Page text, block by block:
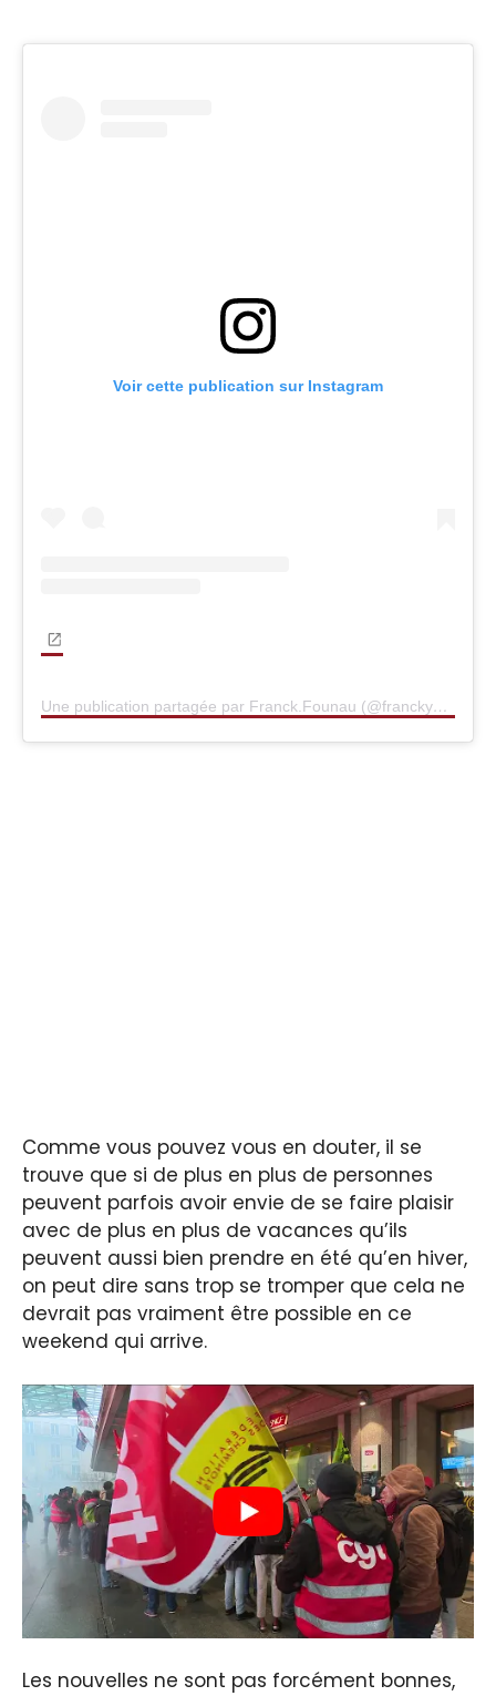
Voir cette publication sur Instagram
Une publication partagée par Franck.Founau (@franckymt10)
Comme vous pouvez vous en douter, il se
trouve que si de plus en plus de personnes
peuvent parfois avoir envie de se faire plaisir
avec de plus en plus de vacances qu’ils
peuvent aussi bien prendre en été qu’en hiver,
on peut dire sans trop se tromper que cela ne
devrait pas vraiment être possible en ce
weekend qui arrive.
Les nouvelles ne sont pas forcément bonnes,